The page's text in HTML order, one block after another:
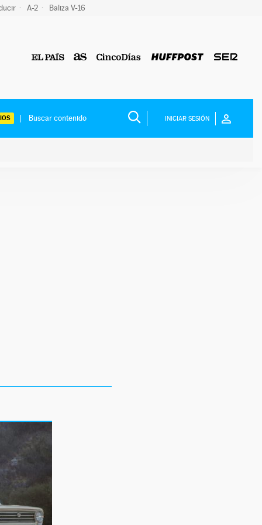
A-2 Baliza V-16
INICIAR SESIÓN